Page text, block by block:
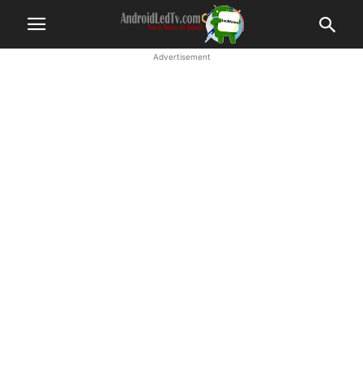
Advertisement